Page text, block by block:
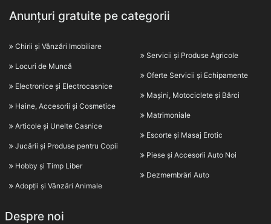
Anunțuri gratuite pe categorii
Chirii și Vânzări Imobiliare
Locuri de Muncă
Electronice și Electrocasnice
Haine, Accesorii și Cosmetice
Articole și Unelte Casnice
Jucării și Produse pentru Copii
Hobby și Timp Liber
Adopții și Vânzări Animale
Servicii și Produse Agricole
Oferte Servicii și Echipamente
Mașini, Motociclete și Bărci
Matrimoniale
Escorte și Masaj Erotic
Piese și Accesorii Auto Noi
Dezmembrări Auto
Despre noi